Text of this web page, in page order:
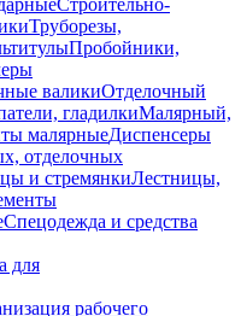
Строительно-
Труборезы,
Пробойники,
валикиОтделочный
гладилкиМалярный,
малярныеДиспенсеры
отделочных
и стремянкиЛестницы,
Спецодежда и средства
для
рабочего